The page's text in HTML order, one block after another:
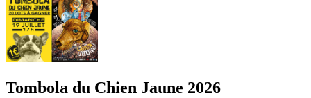
Tombola du Chien Jaune 2026